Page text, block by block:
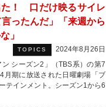
た！ 口だけ映るサイレ
ったんだ」「来週から
」
TOPICS
2024年8月26日
シーズン2」（TBS系）の第7
期に放送された日曜劇場「ブ
テインメント。シーズン1から6